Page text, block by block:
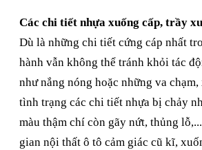
Các chi tiết nhựa xuống cấp, trầy
Dù là những chi tiết cứng cáp nhất
hành vẫn không thể tránh khỏi tác
như nắng nóng hoặc những va
tình trạng các chi tiết nhựa bị chảy
màu thậm chí còn gãy nứt, thủng
gian nội thất ô tô cảm giác cũ kĩ,